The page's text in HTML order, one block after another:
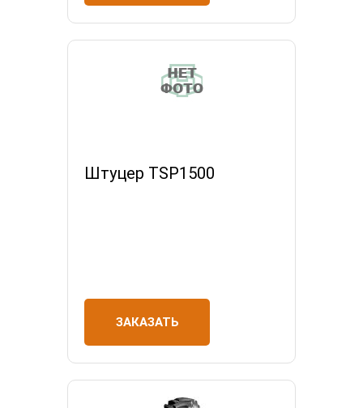
Штуцер TSP1500
ЗАКАЗАТЬ